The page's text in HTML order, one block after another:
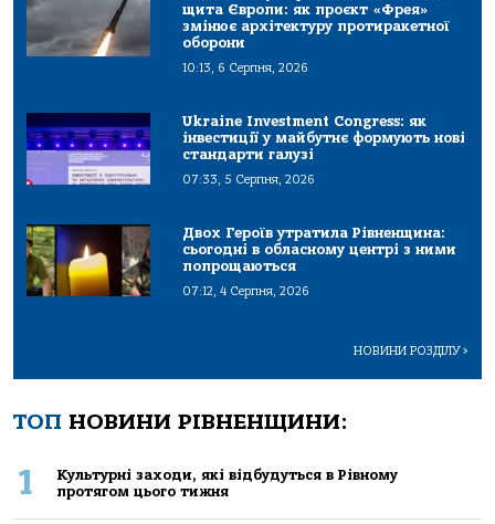
щита Європи: як проєкт «Фрея»
змінює архітектуру протиракетної
оборони
10:13, 6 Серпня, 2026
Ukraine Investment Congress: як
інвестиції у майбутнє формують нові
стандарти галузі
07:33, 5 Серпня, 2026
Двох Героїв утратила Рівненщина:
сьогодні в обласному центрі з ними
попрощаються
07:12, 4 Серпня, 2026
НОВИНИ РОЗДІЛУ>
ТОП НОВИНИ РІВНЕНЩИНИ:
1
Культурні заходи, які відбудуться в Рівному
протягом цього тижня